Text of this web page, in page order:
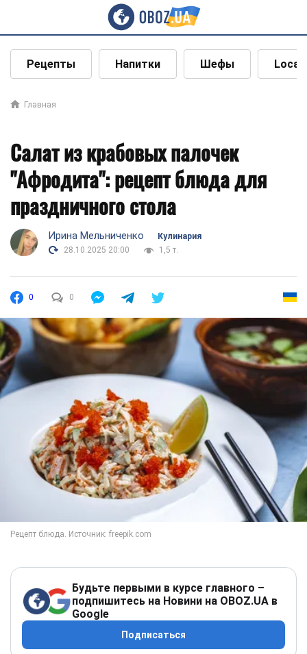
Рецепты Напитки Шефы Local
Главная
Салат из крабовых палочек
"Афродита": рецепт блюда для
праздничного стола
Ирина Мельниченко
Кулинария
28.10.2025 20:00
1,5 т.
0 0
Будьте первыми в курсе главного –
подпишитесь на Новини на OBOZ.UA в
Google
Подписаться